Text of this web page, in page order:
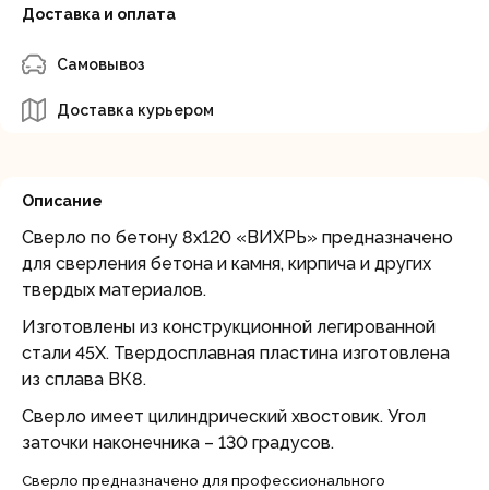
Доставка и оплата
Самовывоз
Доставка курьером
Описание
Сверло по бетону 8x120 «ВИХРЬ» предназначено
для сверления бетона и камня, кирпича и других
твердых материалов.
Изготовлены из конструкционной легированной
стали 45Х. Твердосплавная пластина изготовлена
из сплава ВК8.
Сверло имеет цилиндрический хвостовик. Угол
заточки наконечника – 130 градусов.
Сверло предназначено для профессионального